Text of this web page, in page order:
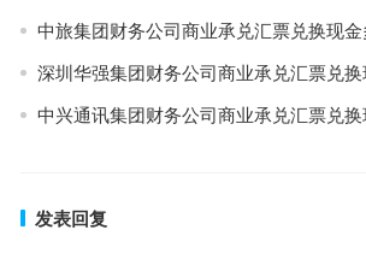
中旅集团财务公司商业承兑汇票兑换现
深圳华强集团财务公司商业承兑汇票兑
中兴通讯集团财务公司商业承兑汇票兑
发表回复